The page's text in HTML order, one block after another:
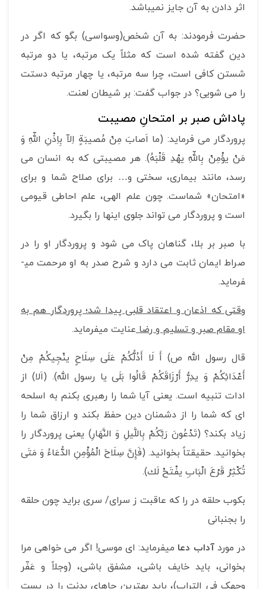
اثر دادن به آن جایز نمی­باشد.
حضرت فرمودند: به آن شخص(وسواسی) بگو که اگر در
دین گفته شده است که مثلاً یک مرتبه، یا دو مرتبه
شستن کافی است، چرا سه مرتبه، یا چهار مرتبه دستت
را می شویی؟ در جواب گفت: بر شیطان لعنت.
پاداش صبر بر امتحانِ مصیبت
پروردگار می فرماید: (ما اَصابَ مِنْ مُصیبَةٍ اِلاّ بِاِذْنِ اللّهِ وَ
مَنْ یؤْمِنْ بِاللّهِ یهْدِ قَلْبَهُ). هر مصیبتی که به انسان می
رسد، مانند بیماری، سختی و… برای صلاح شما و برای
«امتحان» شماست. چون علم الهی، علم احاطی قیومی
است و پروردگار می تواند جلوی اینها را بگیرد.
با صبر بر بلا، گناهان پاک می شود و پروردگار او را در
صراط ایمان ثابت می دارد و شرح صدر به او مرحمت می­
فرماید.
وقتی که اذعان و اعتقاد قلبی پیدا شد؛ پروردگار هم به
او مقام صبر و تسلیم و رضاعنایت می­فرماید.
قال رسول الله ص) أَ لَا أَدُلُّكُمْ‏ عَلَى‏ سِلَاحٍ‏ ینْجِیكُمْ‏ مِنْ
أَعْدَائِكُمْ وَ یدِرُّ أَرْزَاقَكُمْ قَالُوا بَلَى یا رسول الله). (اَلا) از
ادات تنبیه است. یعنی آیا شما را رهبری بکنم به اسلحه
ای که شما را از دشمنان دین حفظ بکند و ارزاق شما را
زیاد بکند؟ (تَدْعُونَ رَبَّكُمْ بِاللَّیلِ وَ النَّهَارِ) یعنی پروردگار را
بخوانید. حقیقتاً بخوانید. (فَإِنَّ سِلَاحَ‏ الْمُؤْمِنِ‏ الدُّعَاءُ وَ مَتَى
تُكْثِرْ قَرْعَ‏ الْبَابِ‏ یفْتَحْ لَك‏).
بکوب حلقه در را که عاقبت ز سرای/ سری براید چون حلقه
را بجنبانی
در موردآداب دعا می­فرماید: ای موسی! اگر می خواهی مرا
بخوانی، باید خایف باشی، مشفق باشی، (وجلاً و عَفّر
وجهک فی التراب)، باید بهترین جاهای بدنت را در پست